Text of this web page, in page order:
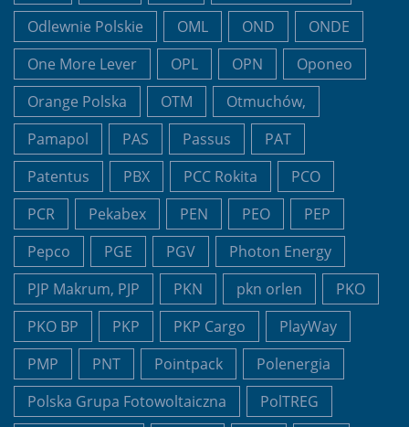
Odlewnie Polskie
OML OND
ONDE
One More Lever
OPL OPN
Oponeo
Orange Polska
OTM
Otmuchów,
Pamapol
PAS Passus
PAT
Patentus
PBX PCC Rokita
PCO
PCR
Pekabex PEN PEO
PEP
Pepco
PGE PGV
Photon Energy
PJP Makrum, PJP
PKN pkn orlen
PKO
PKO BP
PKP PKP Cargo
PlayWay
PMP
PNT Pointpack
Polenergia
Polska Grupa Fotowoltaiczna
PolTREG